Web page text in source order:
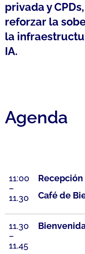
privada y
reforzar la
la
IA.
Agenda
11:00
–
11.30
Recepción
Café de
11.30
–
11.45